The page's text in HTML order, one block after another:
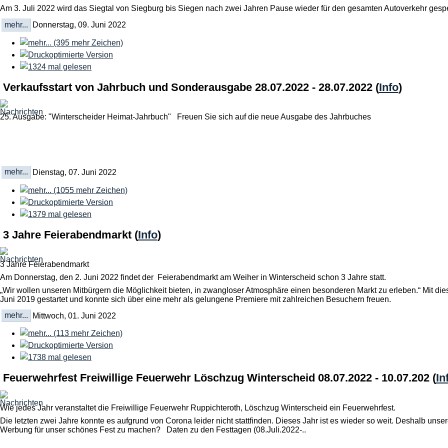
Am 3. Juli 2022 wird das Siegtal von Siegburg bis Siegen nach zwei Jahren Pause wieder für den gesamten Autoverkehr
mehr...
Donnerstag, 09. Juni 2022
Verkaufsstart von Jahrbuch und Sonderausgabe 28.07.2022 - 28.07.2022 (Info)
25. Ausgabe: "Winterscheider Heimat-Jahrbuch" Freuen Sie sich auf die neue Ausgabe des Jahrbuches
mehr... Dienstag, 07. Juni 2022
3 Jahre Feierabendmarkt (Info)
3 Jahre Feierabendmarkt
Am Donnerstag, den 2. Juni 2022 findet der Feierabendmarkt am Weiher in Winterscheid schon 3 Jahre statt.
„Wir wollen unseren Mitbürgern die Möglichkeit bieten, in zwangloser Atmosphäre einen besonderen Markt zu erleben.“ Mit
Juni 2019 gestartet und konnte sich über eine mehr als gelungene Premiere mit zahlreichen Besuchern freuen.
mehr...
Mittwoch, 01. Juni 2022
Feuerwehrfest Freiwillige Feuerwehr Löschzug Winterscheid 08.07.2022 - 10.07.202 (
Wie jedes Jahr veranstaltet die Freiwillige Feuerwehr Ruppichteroth, Löschzug Winterscheid ein Feuerwehrfest.
Die letzten zwei Jahre konnte es aufgrund von Corona leider nicht stattfinden. Dieses Jahr ist es wieder so weit. Deshalb
Werbung für unser schönes Fest zu machen? Daten zu den Festtagen (08.Juli.2022-..